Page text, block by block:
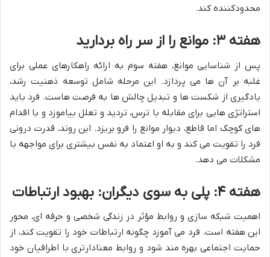
محدودکننده کند.
هفته ۳: موانع را از سر راه بردارید
پس از شناسایی موانع، هفته سوم به ارائه راهکارهای عملی برای
غلبه بر آن ها می پردازد. این مرحله شامل توسعه ذهنیت رشد،
یادگیری از شکست ها و تبدیل چالش ها به فرصت هاست. فرد باید
استراتژی هایی برای مقابله با ترس، تردید و تعلل بیاموزد و با اقدام
های کوچک اما قاطع، دیوار موانع را فرو بریزد. این روند، قدرت درونی
فرد را تقویت می کند و به او اعتماد به نفس بیشتری برای مواجهه با
مشکلات می دهد.
هفته ۴: پلی به سوی دیگران: بهبود ارتباطات
اهمیت شبکه سازی و روابط مؤثر در زندگی شخصی و حرفه ای، محور
این هفته است. فرد می آموزد چگونه ارتباطات خود را تقویت کند، از
حمایت اجتماعی بهره مند شود و روابط معنادارتری با اطرافیان خود